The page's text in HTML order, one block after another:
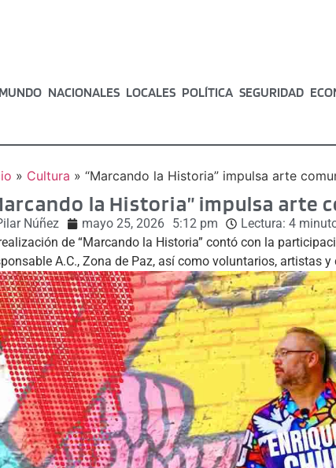
MUNDO NACIONALES LOCALES POLÍTICA SEGURIDAD
» Cultura » “Marcando la Historia” impulsa arte
la Historia” impulsa arte
Núñez mayo 25, 2026 5:12 pm Lectura: 4
de “Marcando la Historia” contó con la
A.C., Zona de Paz, así como voluntarios, artistas